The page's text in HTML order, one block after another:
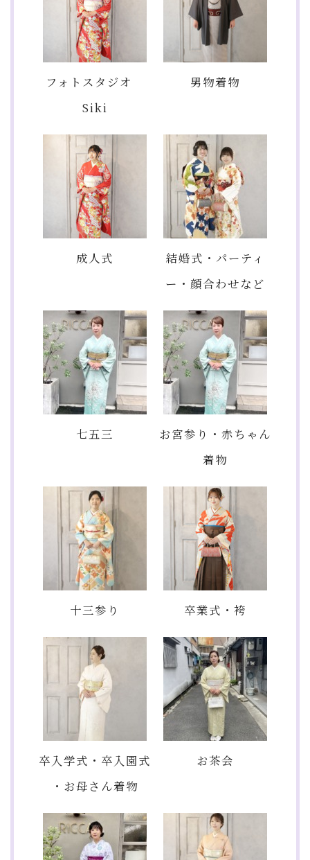
フォトスタジオ
Siki
男物着物
成人式
結婚式・パーティ
ー・顔合わせなど
七五三
お宮参り・赤ちゃん
着物
十三参り 卒業式・袴
卒入学式・卒入園式
・お母さん着物
お茶会